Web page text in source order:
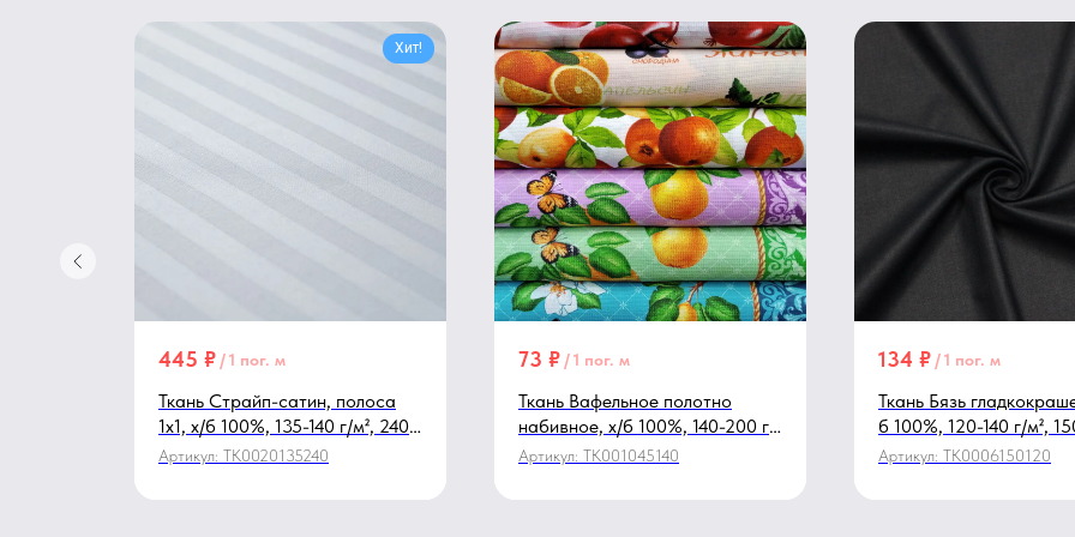
Хит!
Ткань Страйп-сатин, полоса
1х1, х/б 100%, 135-140 г/м², 240-
310 см, белый
Артикул: TK0020135240
445 ₽ /1 пог. м
Ткань Вафельное полотно
набивное, х/б 100%, 140-200 г/
м², 45 см, в ассортименте
Артикул: TK001045140
73 ₽ /1 пог. м
Ткань Бязь
б 100%, 120-140 г/м²,
черный
Артикул: TK0006150120
134 ₽ /1 пог. м